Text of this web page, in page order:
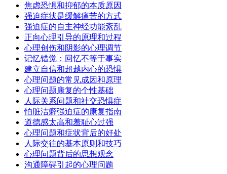
焦虑恐惧和抑郁的本质原因
强迫症状是缓解痛苦的方式
强迫症的自主神经功能紊乱
正向心理引导的原理和过程
心理创伤和阴影的心理调节
记忆错觉：回忆不等于事实
建立自信和超越内心的恐惧
心理问题的常见成因和原理
心理问题康复的个性基础
人际关系问题和社交恐惧症
怕脏洁癖强迫症的康复指南
道德感太高和羞耻心过强
心理问题和症状背后的好处
人际交往的基本原则和技巧
心理问题背后的思想观念
沟通障碍引起的心理问题